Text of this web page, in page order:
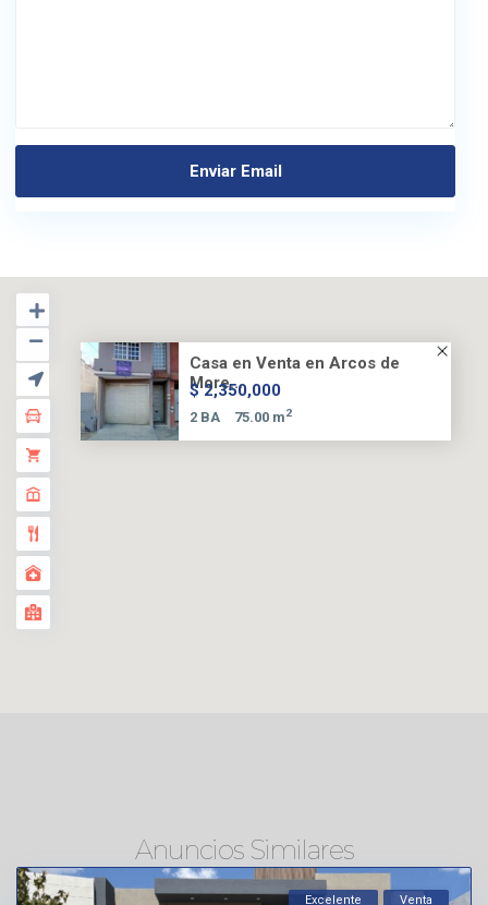
Casa en Venta en Arcos de
More...
$ 2,350,000
2 BA 75.00 m2
Anuncios Similares
Excelente Venta